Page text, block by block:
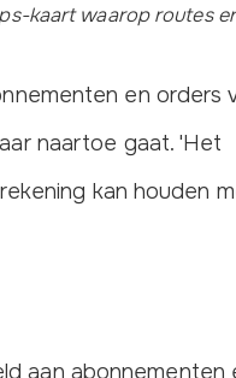
kaart waarop routes
en orders
naartoe gaat. 'Het
kan houden
aan abonnementen